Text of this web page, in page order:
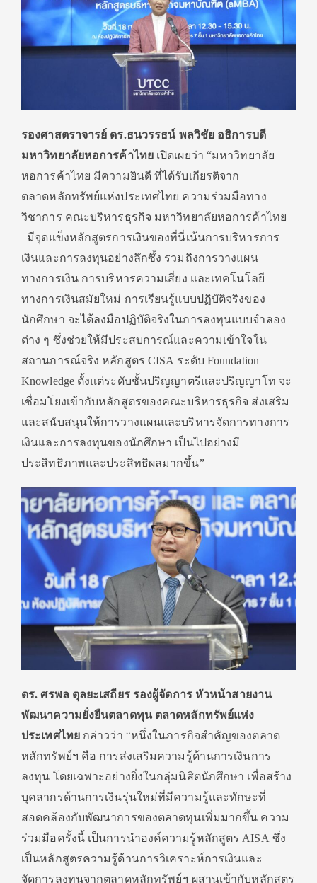
รองศาสตราจารย์ ดร.ธนวรรธน์ พลวิชัย อธิการบดี
มหาวิทยาลัยหอการค้าไทยเปิดเผยว่า “มหาวิทยาลัย
หอการค้าไทย มีความยินดี ที่ได้รับเกียรติจาก
ตลาดหลักทรัพย์แห่งประเทศไทย ความร่วมมือทาง
วิชาการ คณะบริหารธุรกิจ มหาวิทยาลัยหอการค้าไทย
มีจุดแข็งหลักสูตรการเงินของที่นี่เน้นการบริหารการ
เงินและการลงทุนอย่างลึกซึ้ง รวมถึงการวางแผน
ทางการเงิน การบริหารความเสี่ยง และเทคโนโลยี
ทางการเงินสมัยใหม่ การเรียนรู้แบบปฏิบัติจริงของ
นักศึกษา จะได้ลงมือปฏิบัติจริงในการลงทุนแบบจำลอง
ต่าง ๆ ซึ่งช่วยให้มีประสบการณ์และความเข้าใจใน
สถานการณ์จริง หลักสูตร CISA ระดับ Foundation
Knowledge ตั้งแต่ระดับชั้นปริญญาตรีและปริญญาโท จะ
เชื่อมโยงเข้ากับหลักสูตรของคณะบริหารธุรกิจ ส่งเสริม
และสนับสนุนให้การวางแผนและบริหารจัดการทางการ
เงินและการลงทุนของนักศึกษา เป็นไปอย่างมี
ประสิทธิภาพและประสิทธิผลมากขึ้น”
ดร. ศรพล ตุลยะเสถียร รองผู้จัดการ หัวหน้าสายงาน
พัฒนาความยั่งยืนตลาดทุน ตลาดหลักทรัพย์แห่ง
ประเทศไทยกล่าวว่า “หนึ่งในภารกิจสำคัญของตลาด
หลักทรัพย์ฯ คือ การส่งเสริมความรู้ด้านการเงินการ
ลงทุน โดยเฉพาะอย่างยิ่งในกลุ่มนิสิตนักศึกษา เพื่อสร้าง
บุคลากรด้านการเงินรุ่นใหม่ที่มีความรู้และทักษะที่
สอดคล้องกับพัฒนาการของตลาดทุนเพิ่มมากขึ้น ความ
ร่วมมือครั้งนี้ เป็นการนำองค์ความรู้หลักสูตร AISA ซึ่ง
เป็นหลักสูตรความรู้ด้านการวิเคราะห์การเงินและ
จัดการลงทุนจากตลาดหลักทรัพย์ฯ ผสานเข้ากับหลักสูตร